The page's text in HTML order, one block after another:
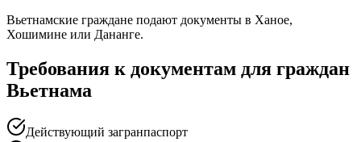
Вьетнамские граждане подают документы в Ханое,
Хошимине или Дананге.
Требования к документам для граждан
Вьетнама
Действующий загранпаспорт